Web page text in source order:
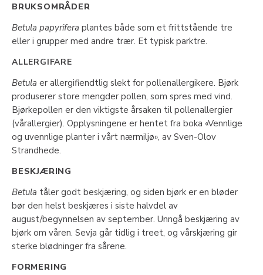
BRUKSOMRÅDER
Betula papyrifera plantes både som et frittstående tre
eller i grupper med andre trær. Et typisk parktre.
ALLERGIFARE
Betula er allergifiendtlig slekt for pollenallergikere. Bjørk
produserer store mengder pollen, som spres med vind.
Bjørkepollen er den viktigste årsaken til pollenallergier
(vårallergier). Opplysningene er hentet fra boka «Vennlige
og uvennlige planter i vårt nærmiljø», av Sven-Olov
Strandhede.
BESKJÆRING
Betula tåler godt beskjæring, og siden bjørk er en bløder
bør den helst beskjæres i siste halvdel av
august/begynnelsen av september. Unngå beskjæring av
bjørk om våren. Sevja går tidlig i treet, og vårskjæring gir
sterke blødninger fra sårene.
FORMERING